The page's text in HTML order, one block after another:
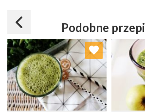
Podobne
Dodaj do ulubionych
Wybierz listę: